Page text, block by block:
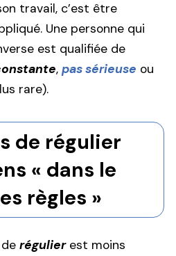
travail, c’est être
Une personne qui
est qualifiée de
, pas sérieuse ou
rare).
de régulier
« dans le
règles »
régulierest moins